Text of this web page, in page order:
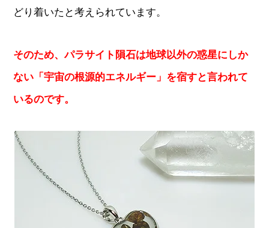
どり着いたと考えられています。
そのため、パラサイト隕石は地球以外の惑星にしか
ない「宇宙の根源的エネルギー」を宿すと言われて
いるのです。